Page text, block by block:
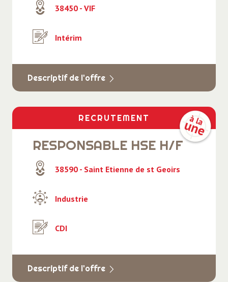
38450 - VIF
Intérim
Descriptif de l'offre
RECRUTEMENT
RESPONSABLE HSE H/F
38590 - Saint Etienne de st Geoirs
Industrie
CDI
Descriptif de l'offre